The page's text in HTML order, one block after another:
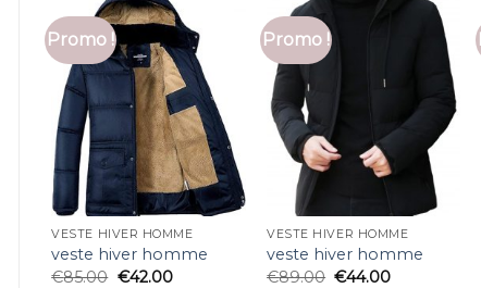
Promo !
VESTE HIVER HOMME
veste hiver homme
€85.00 €42.00
Promo !
VESTE HIVER HOMME
veste hiver homme
€89.00 €44.00